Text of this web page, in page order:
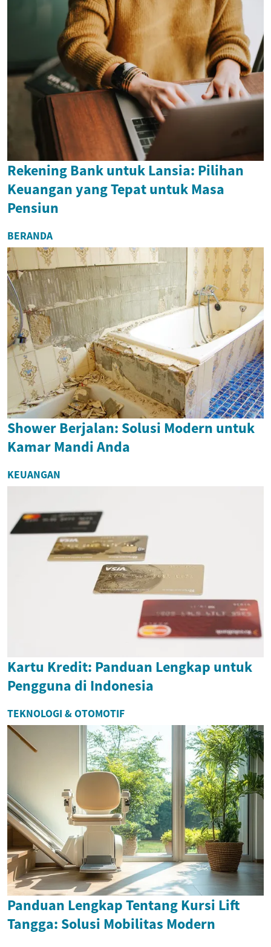
Rekening Bank untuk Lansia: Pilihan
Keuangan yang Tepat untuk Masa
Pensiun
BERANDA
Shower Berjalan: Solusi Modern untuk
Kamar Mandi Anda
KEUANGAN
Kartu Kredit: Panduan Lengkap untuk
Pengguna di Indonesia
TEKNOLOGI & OTOMOTIF
Panduan Lengkap Tentang Kursi Lift
Tangga: Solusi Mobilitas Modern